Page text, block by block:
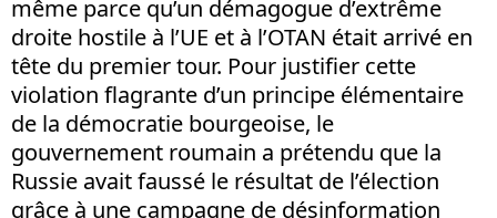
même parce qu’un démagogue d’extrême
droite hostile à l’UE et à l’OTAN était arrivé en
tête du premier tour. Pour justifier cette
violation flagrante d’un principe élémentaire
de la démocratie bourgeoise, le
gouvernement roumain a prétendu que la
Russie avait faussé le résultat de l’élection
grâce à une campagne de désinformation